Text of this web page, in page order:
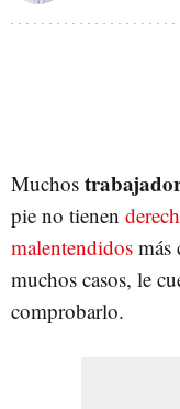
Muchos
pie no tienen
malentendidos más
muchos casos, le
comprobarlo.